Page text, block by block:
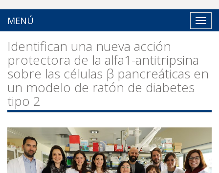
MENÚ
Identifican una nueva acción
protectora de la alfa1-antitripsina
sobre las células β pancreáticas en
un modelo de ratón de diabetes
tipo 2